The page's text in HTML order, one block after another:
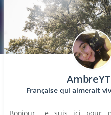
Française qui aimerait
Bonjour, je suis ici pour